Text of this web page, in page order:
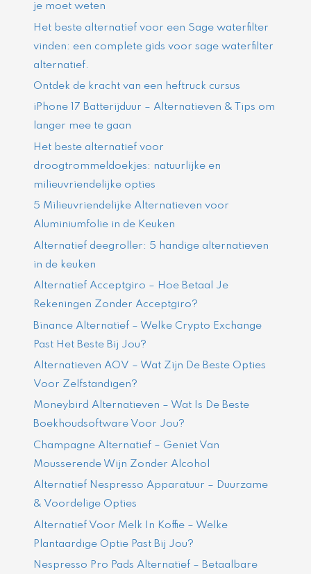
je moet weten
Het beste alternatief voor een Sage waterfilter
vinden: een complete gids voor sage waterfilter
alternatief.
Ontdek de kracht van een heftruck cursus
iPhone 17 Batterijduur – Alternatieven & Tips om
langer mee te gaan
Het beste alternatief voor
droogtrommeldoekjes: natuurlijke en
milieuvriendelijke opties
5 Milieuvriendelijke Alternatieven voor
Aluminiumfolie in de Keuken
Alternatief deegroller: 5 handige alternatieven
in de keuken
Alternatief Acceptgiro – Hoe Betaal Je
Rekeningen Zonder Acceptgiro?
Binance Alternatief – Welke Crypto Exchange
Past Het Beste Bij Jou?
Alternatieven AOV – Wat Zijn De Beste Opties
Voor Zelfstandigen?
Moneybird Alternatieven – Wat Is De Beste
Boekhoudsoftware Voor Jou?
Champagne Alternatief – Geniet Van
Mousserende Wijn Zonder Alcohol
Alternatief Nespresso Apparatuur – Duurzame
& Voordelige Opties
Alternatief Voor Melk In Koffie – Welke
Plantaardige Optie Past Bij Jou?
Nespresso Pro Pads Alternatief – Betaalbare